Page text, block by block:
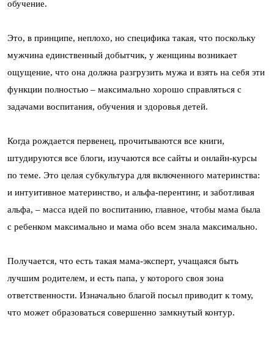
обучение.
Это, в принципе, неплохо, но специфика такая, что поскольку
мужчина единственный добытчик, у женщины возникает
ощущение, что она должна разгрузить мужа и взять на себя эти
функции полностью – максимально хорошо справляться с
задачами воспитания, обучения и здоровья детей.
Когда рождается первенец, прочитываются все книги,
штудируются все блоги, изучаются все сайты и онлайн-курсы
по теме. Это целая субкультура для включенного материнства:
и интуитивное материнство, и альфа-перентинг, и заботливая
альфа, – масса идей по воспитанию, главное, чтобы мама была
с ребенком максимально и мама обо всем знала максимально.
Получается, что есть такая мама-эксперт, учащаяся быть
лучшим родителем, и есть папа, у которого своя зона
ответственности. Изначально благой посыл приводит к тому,
что может образоваться совершенно замкнутый контур.